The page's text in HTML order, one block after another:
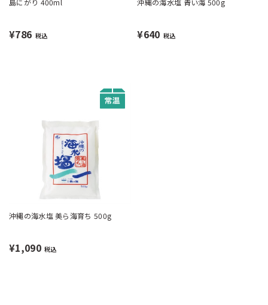
島にがり 400ml
¥786 税込
沖縄の海水塩 青い海 500g
¥640 税込
沖縄の海水塩 美ら海育ち 500g
¥1,090 税込